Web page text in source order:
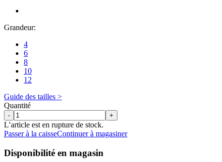
Grandeur:
4
6
8
10
12
Guide des tailles >
Quantité
- +
L’article est en rupture de stock.
Passer à la caisseContinuer à magasiner
Disponibilité en magasin